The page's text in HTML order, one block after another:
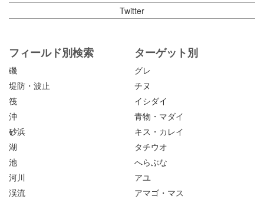
Twitter
フィールド別検索
磯
堤防・波止
筏
沖
砂浜
湖
池
河川
渓流
ターゲット別
グレ
チヌ
イシダイ
青物・マダイ
キス・カレイ
タチウオ
へらぶな
アユ
アマゴ・マス